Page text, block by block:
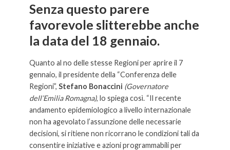
Senza questo parere
favorevole slitterebbe anche
la data del 18 gennaio.
Quanto al no delle stesse Regioni per aprire il 7
gennaio, il presidente della “Conferenza delle
Regioni”, Stefano Bonaccini (Governatore
dell’Emilia Romagna), lo spiega così. “Il recente
andamento epidemiologico a livello internazionale
non ha agevolato l’assunzione delle necessarie
decisioni, si ritiene non ricorrano le condizioni tali da
consentire iniziative e azioni programmabili per